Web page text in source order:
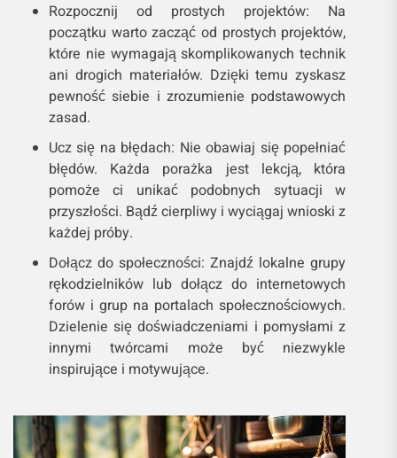
Rozpocznij od prostych projektów: Na
początku warto zacząć od prostych projektów,
które nie wymagają skomplikowanych technik
ani drogich materiałów. Dzięki temu zyskasz
pewność siebie i zrozumienie podstawowych
zasad.
Ucz się na błędach: Nie obawiaj się popełniać
błędów. Każda porażka jest lekcją, która
pomoże ci unikać podobnych sytuacji w
przyszłości. Bądź cierpliwy i wyciągaj wnioski z
każdej próby.
Dołącz do społeczności: Znajdź lokalne grupy
rękodzielników lub dołącz do internetowych
forów i grup na portalach społecznościowych.
Dzielenie się doświadczeniami i pomysłami z
innymi twórcami może być niezwykle
inspirujące i motywujące.